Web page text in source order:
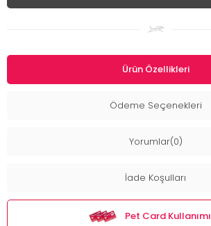
Ürün Özellikleri
Ödeme Seçenekleri
Yorumlar(0)
İade Koşulları
Pet Card Kullanımı